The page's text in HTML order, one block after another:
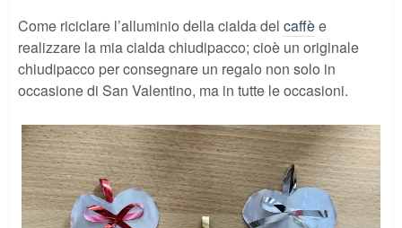
Come riciclare l’alluminio della cialda del caffèe
realizzare la mia cialda chiudipacco; cioè un originale
chiudipacco per consegnare un regalo non solo in
occasione di San Valentino, ma in tutte le occasioni.